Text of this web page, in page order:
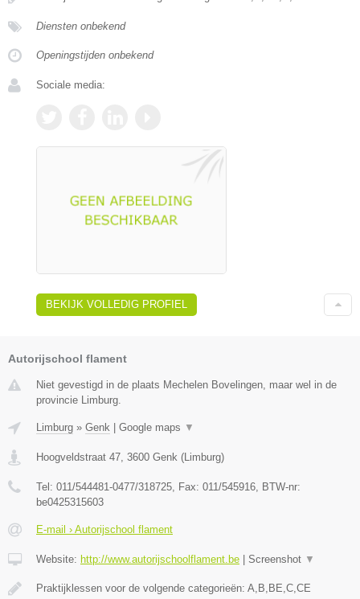
Diensten onbekend
Openingstijden onbekend
Sociale media:
BEKIJK VOLLEDIG PROFIEL
Autorijschool flament
Niet gevestigd in de plaats Mechelen Bovelingen, maar wel in de
provincie Limburg.
Limburg » Genk Google maps ▼
Hoogveldstraat 47, 3600 Genk (Limburg)
Tel: 011/544481-0477/318725, Fax: 011/545916, BTW-nr:
be0425315603
E-mail › Autorijschool flament
Website: http://www.autorijschoolflament.be Screenshot ▼
Praktijklessen voor de volgende categorieën: A,B,BE,C,CE